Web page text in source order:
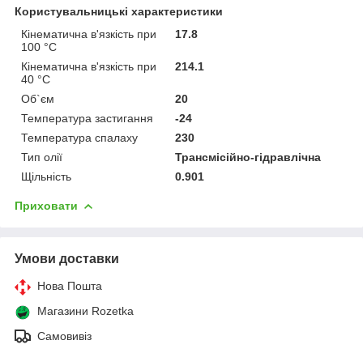
Користувальницькі характеристики
Кінематична в'язкість при
100 °С
17.8
Кінематична в'язкість при
40 °С
214.1
Об`єм
20
Температура застигання
-24
Температура спалаху
230
Тип олії
Трансмісійно-гідравлічна
Щільність
0.901
Приховати
Умови доставки
Нова Пошта
Магазини Rozetka
Самовивіз